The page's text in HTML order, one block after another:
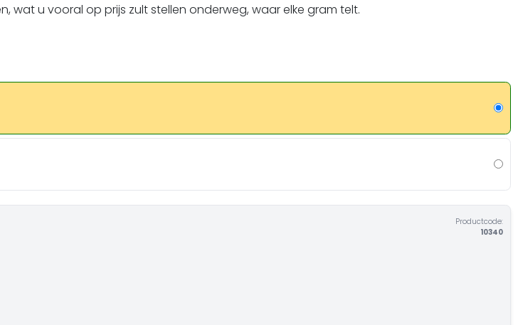
wat u vooral op prijs zult stellen onderweg, waar elke gram telt.
Productcode:
10340